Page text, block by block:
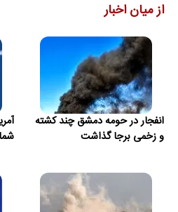
از میان اخبار
انفجار در حومه دمشق چند کشته
و زخمی برجا گذاشت